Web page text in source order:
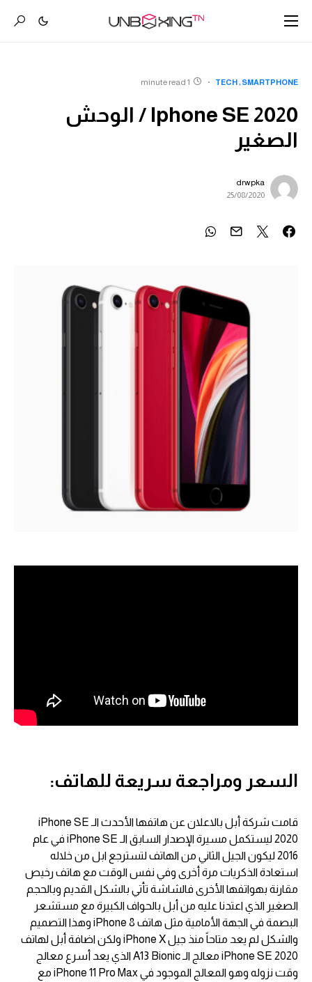
SMARTPHONE
TECH
1 minute read
Iphone SE 2020 / الوحش
الصغير
drwpka
25/08/2020
السعر ومراجعة سريعة للهاتف:
قامت شركة أبل بالاعلان عن هاتفها الأحدث الـ iPhone SE
2020 ليستكمل مسيرة الإصدار السابق الـ iPhone SE في عام
2016 ليكون الجيل الثاني من الهاتف لتسترجع ابل من خلاله
استعادة الذكريات مرة أخرى وفي نفس الوقت مع هاتف رخيص
مقارنة بهواتفها الأخرى فالشاشة تأتي بالشكل القديم وبالحجم
الصغير الذي اعتدنا عليه من أبل بالحواف الكبيرة مع مستشعر
البصمة في الجهة الأمامية مثل هاتف iPhone 8 وهذا التصميم
والشكل لم يعد متاحاً منذ جيل iPhone X ولكن اضافة أبل لهاتف
iPhone SE 2020 معالج الـ A13 Bionic الذي يعد أسرع معالج
وقت نزوله وهو المعالج الموجود في iPhone 11 Pro Max مع